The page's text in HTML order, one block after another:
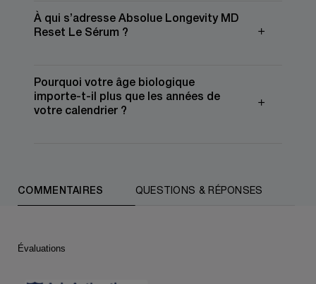
À qui s’adresse Absolue Longevity MD
Reset Le Sérum ?
Pourquoi votre âge biologique
importe-t-il plus que les années de
votre calendrier ?
COMMENTAIRES QUESTIONS & RÉPONSES